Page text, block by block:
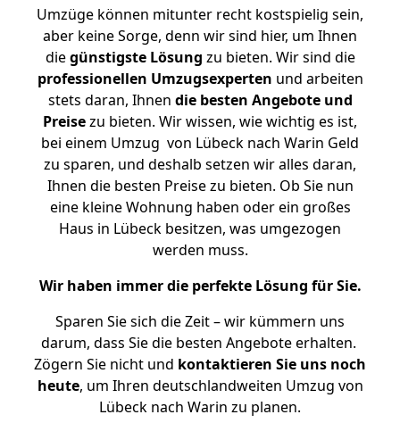
Umzüge können mitunter recht kostspielig sein,
aber keine Sorge, denn wir sind hier, um Ihnen
diegünstigste Lösung zu bieten. Wir sind die
professionellen Umzugsexperten und arbeiten
stets daran, Ihnen die besten Angebote und
Preisezu bieten. Wir wissen, wie wichtig es ist,
bei einem Umzug von Lübeck nach Warin Geld
zu sparen, und deshalb setzen wir alles daran,
Ihnen die besten Preise zu bieten. Ob Sie nun
eine kleine Wohnung haben oder ein großes
Haus in Lübeck besitzen, was umgezogen
werden muss.
Wir haben immer die perfekte Lösung für Sie.
Sparen Sie sich die Zeit – wir kümmern uns
darum, dass Sie die besten Angebote erhalten.
Zögern Sie nicht und kontaktieren Sie uns noch
heute, um Ihren deutschlandweiten Umzug von
Lübeck nach Warin zu planen.